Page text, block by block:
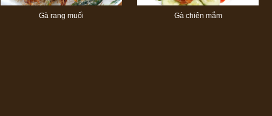
Gà rang muối Gà chiên mắm